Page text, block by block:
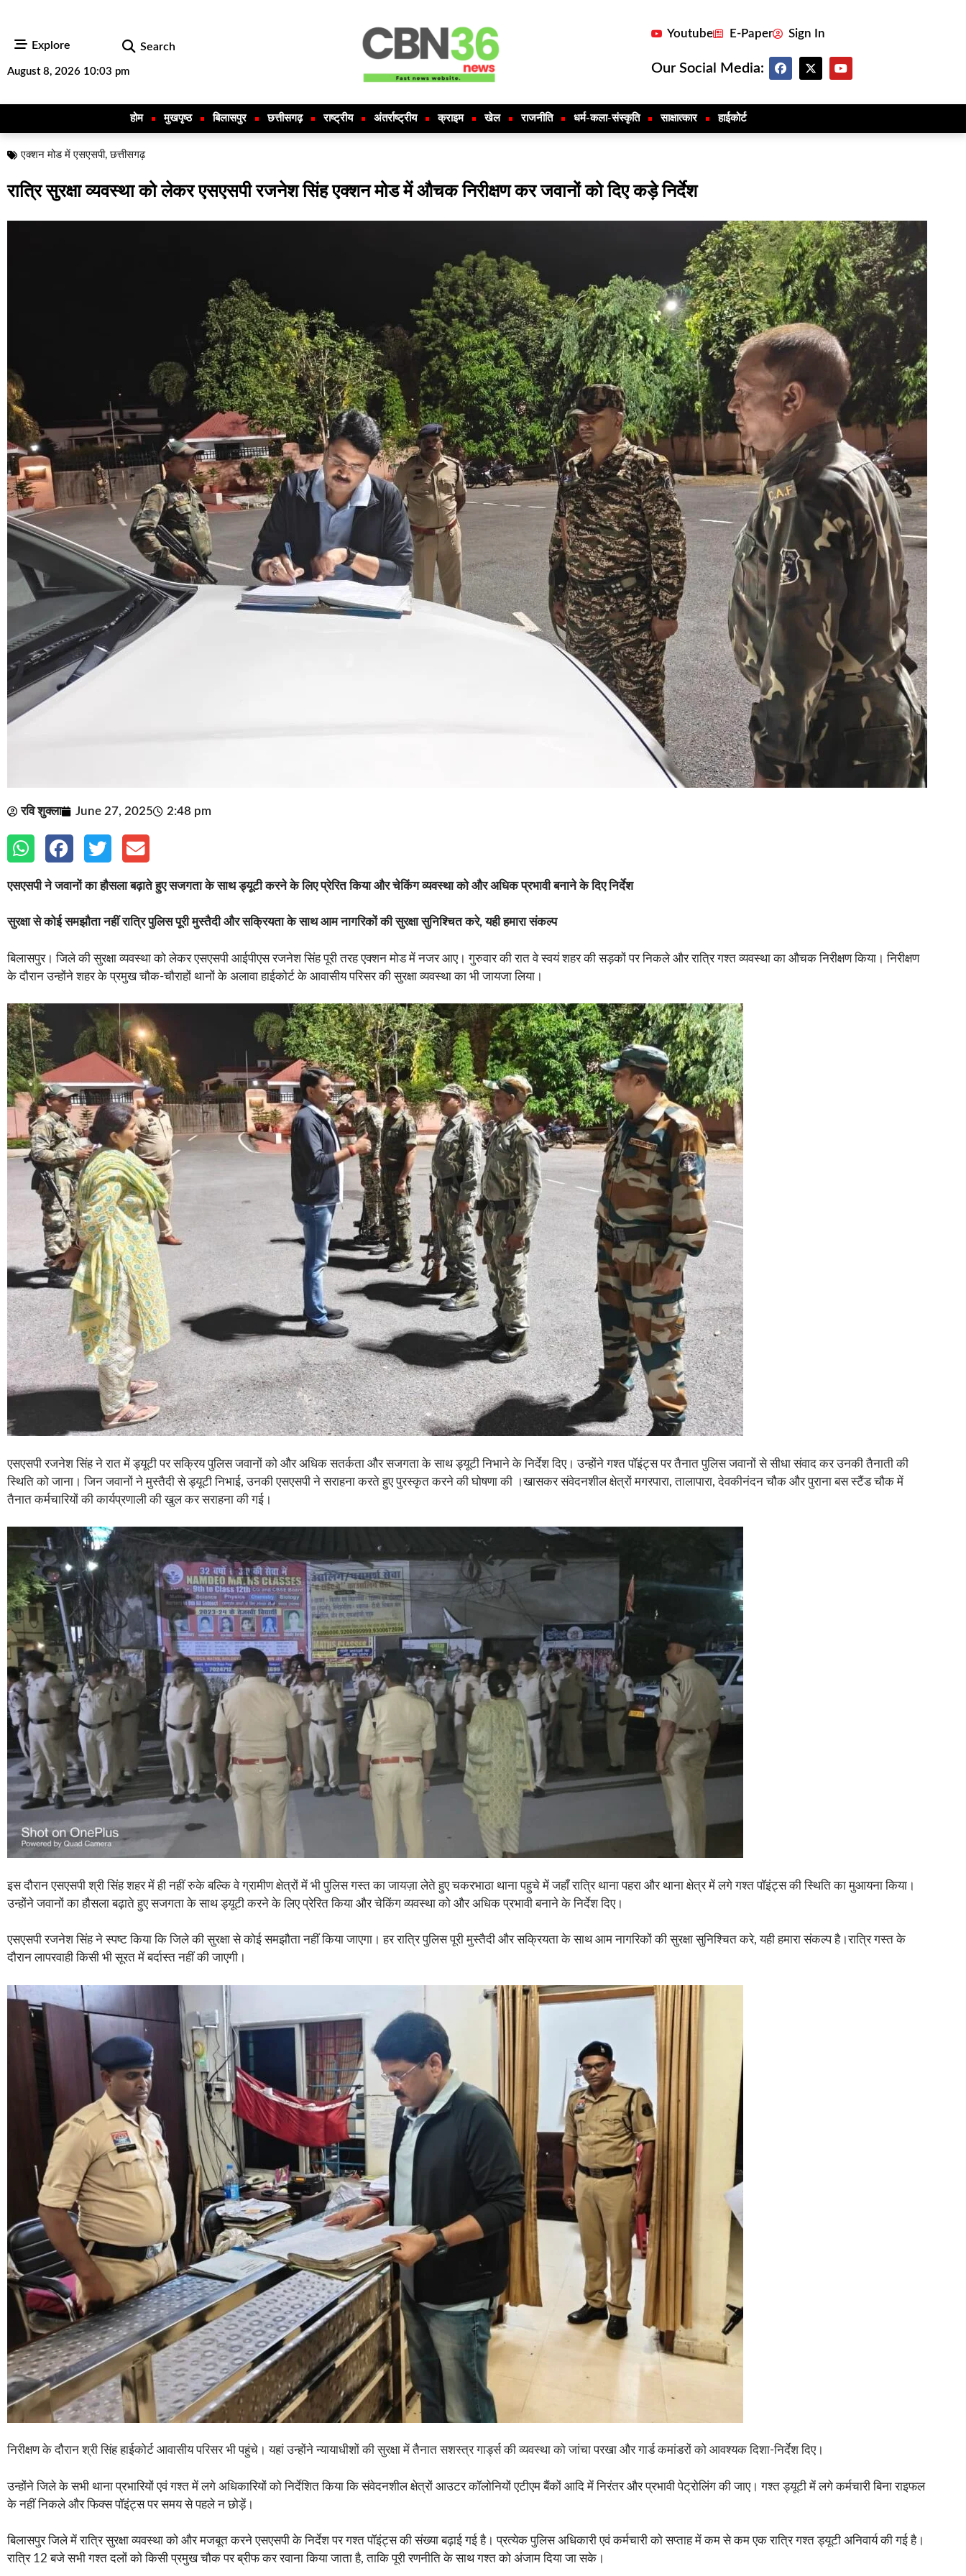
Explore Search
August 8, 2026 10:03 pm
Youtube E-Paper Sign In
Our Social Media:
होम मुखपृष्ठ बिलासपुर छत्तीसगढ़ राष्ट्रीय अंतर्राष्ट्रीय क्राइम खेल राजनीति धर्म-कला-संस्कृति साक्षात्कार हाईकोर्ट
एक्शन मोड में एसएसपी,छत्तीसगढ़
रात्रि सुरक्षा व्यवस्था को लेकर एसएसपी रजनेश सिंह एक्शन मोड में औचक निरीक्षण कर जवानों को दिए कड़े निर्देश
रवि शुक्ला June 27, 2025 2:48 pm
एसएसपी ने जवानों का हौसला बढ़ाते हुए सजगता के साथ ड्यूटी करने के लिए प्रेरित किया और चेकिंग व्यवस्था को और अधिक प्रभावी बनाने के दिए निर्देश
सुरक्षा से कोई समझौता नहीं रात्रि पुलिस पूरी मुस्तैदी और सक्रियता के साथ आम नागरिकों की सुरक्षा सुनिश्चित करे, यही हमारा संकल्प
बिलासपुर। जिले की सुरक्षा व्यवस्था को लेकर एसएसपी आईपीएस रजनेश सिंह पूरी तरह एक्शन मोड में नजर आए। गुरुवार की रात वे स्वयं शहर की सड़कों पर निकले और रात्रि गश्त व्यवस्था का औचक निरीक्षण किया। निरीक्षण
के दौरान उन्होंने शहर के प्रमुख चौक-चौराहों थानों के अलावा हाईकोर्ट के आवासीय परिसर की सुरक्षा व्यवस्था का भी जायजा लिया।
एसएसपी रजनेश सिंह ने रात में ड्यूटी पर सक्रिय पुलिस जवानों को और अधिक सतर्कता और सजगता के साथ ड्यूटी निभाने के निर्देश दिए। उन्होंने गश्त पॉइंट्स पर तैनात पुलिस जवानों से सीधा संवाद कर उनकी तैनाती की
स्थिति को जाना। जिन जवानों ने मुस्तैदी से ड्यूटी निभाई, उनकी एसएसपी ने सराहना करते हुए पुरस्कृत करने की घोषणा की ।खासकर संवेदनशील क्षेत्रों मगरपारा, तालापारा, देवकीनंदन चौक और पुराना बस स्टैंड चौक में
तैनात कर्मचारियों की कार्यप्रणाली की खुल कर सराहना की गई।
इस दौरान एसएसपी श्री सिंह शहर में ही नहीं रुके बल्कि वे ग्रामीण क्षेत्रों में भी पुलिस गस्त का जायज़ा लेते हुए चकरभाठा थाना पहुचे में जहाँ रात्रि थाना पहरा और थाना क्षेत्र में लगे गश्त पॉइंट्स की स्थिति का मुआयना किया।
उन्होंने जवानों का हौसला बढ़ाते हुए सजगता के साथ ड्यूटी करने के लिए प्रेरित किया और चेकिंग व्यवस्था को और अधिक प्रभावी बनाने के निर्देश दिए।
एसएसपी रजनेश सिंह ने स्पष्ट किया कि जिले की सुरक्षा से कोई समझौता नहीं किया जाएगा। हर रात्रि पुलिस पूरी मुस्तैदी और सक्रियता के साथ आम नागरिकों की सुरक्षा सुनिश्चित करे, यही हमारा संकल्प है।रात्रि गस्त के
दौरान लापरवाही किसी भी सूरत में बर्दास्त नहीं की जाएगी।
निरीक्षण के दौरान श्री सिंह हाईकोर्ट आवासीय परिसर भी पहुंचे। यहां उन्होंने न्यायाधीशों की सुरक्षा में तैनात सशस्त्र गार्ड्स की व्यवस्था को जांचा परखा और गार्ड कमांडरों को आवश्यक दिशा-निर्देश दिए।
उन्होंने जिले के सभी थाना प्रभारियों एवं गश्त में लगे अधिकारियों को निर्देशित किया कि संवेदनशील क्षेत्रों आउटर कॉलोनियों एटीएम बैंकों आदि में निरंतर और प्रभावी पेट्रोलिंग की जाए। गश्त ड्यूटी में लगे कर्मचारी बिना राइफल
के नहीं निकले और फिक्स पॉइंट्स पर समय से पहले न छोड़ें।
बिलासपुर जिले में रात्रि सुरक्षा व्यवस्था को और मजबूत करने एसएसपी के निर्देश पर गश्त पॉइंट्स की संख्या बढ़ाई गई है। प्रत्येक पुलिस अधिकारी एवं कर्मचारी को सप्ताह में कम से कम एक रात्रि गश्त ड्यूटी अनिवार्य की गई है।
रात्रि 12 बजे सभी गश्त दलों को किसी प्रमुख चौक पर ब्रीफ कर रवाना किया जाता है, ताकि पूरी रणनीति के साथ गश्त को अंजाम दिया जा सके।